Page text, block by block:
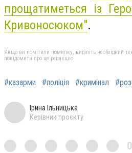
прощатиметься із
Кривоносюком".
Якщо ви помітили помилку, виділіть необхідний
повідомити про це редакцію
#казарми #поліція #кримінал
Ірина Ільницька
Керівник проєкту